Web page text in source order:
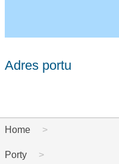
Adres portu
Home
Porty